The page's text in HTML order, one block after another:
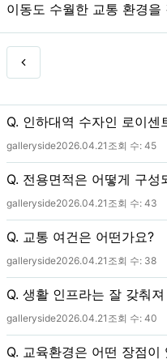
이동도 수월한 교통 환경을
Q. 인하대역 수자인 로이
galleryside2026.04.21 조회 수: 45
Q. 전용면적은 어떻게 구성
galleryside2026.04.21 조회 수: 43
Q. 교통 여건은 어떤가요?
galleryside2026.04.21 조회 수: 38
Q. 생활 인프라는 잘 갖춰
galleryside2026.04.21 조회 수: 40
Q. 교육환경은 어떤 장점이